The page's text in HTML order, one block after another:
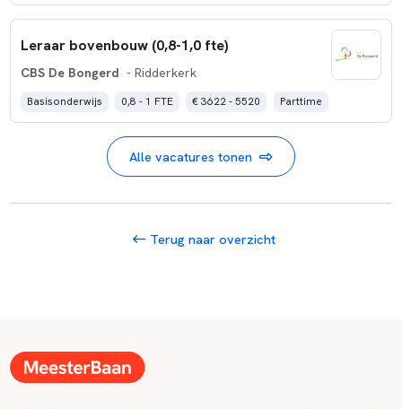
Leraar bovenbouw (0,8-1,0 fte)
CBS De Bongerd - Ridderkerk
Basisonderwijs 0,8 - 1 FTE € 3622 - 5520 Parttime
Alle vacatures tonen
Terug naar overzicht